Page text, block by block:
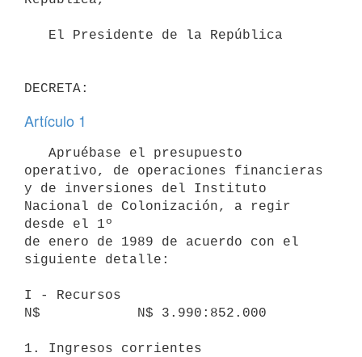
DECRETA:
Artículo 1
operativo, de operaciones financieras
y de inversiones del Instituto
Nacional de Colonización, a regir
desde el 1º
de enero de 1989 de acuerdo con el
siguiente detalle:
I - Recursos
N$            N$ 3.990:852.000
1. Ingresos corrientes